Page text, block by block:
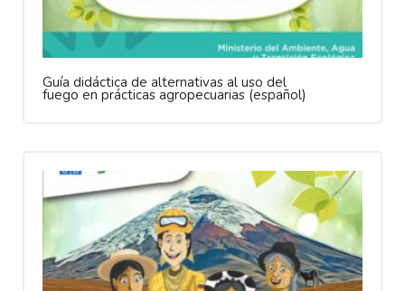
Guía didáctica de alternativas al uso del
fuego en prácticas agropecuarias (español)